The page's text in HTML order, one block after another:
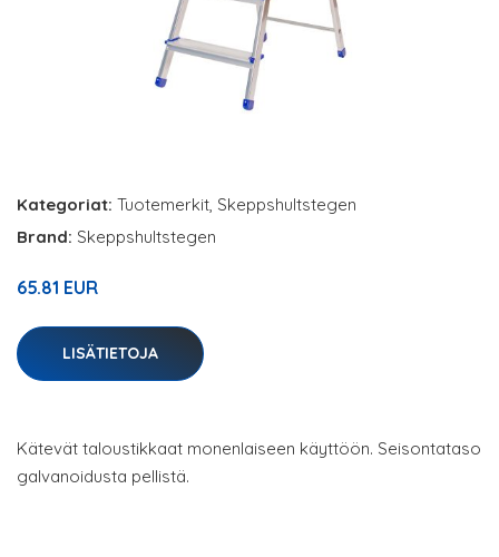
Kategoriat: Tuotemerkit, Skeppshultstegen
Brand: Skeppshultstegen
65.81 EUR
LISÄTIETOJA
Kätevät taloustikkaat monenlaiseen käyttöön. Seisontataso
galvanoidusta pellistä.